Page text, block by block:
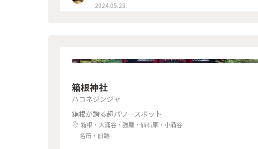
2024.05.23
箱根神社
ハコネジンジャ
箱根が誇る超パワースポット
箱根・大涌谷・強羅・仙石原・小涌谷
名所・旧跡